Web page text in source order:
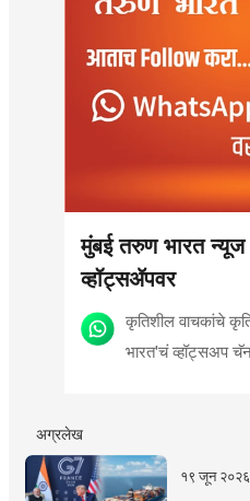
मुंबई तरुण भारत न्यूज
व्हॉट्सॲपवर
कृतिशील वाचकांचे
भारत'चं व्हॉट्सअप
अग्रलेख
१९ जून २०२६